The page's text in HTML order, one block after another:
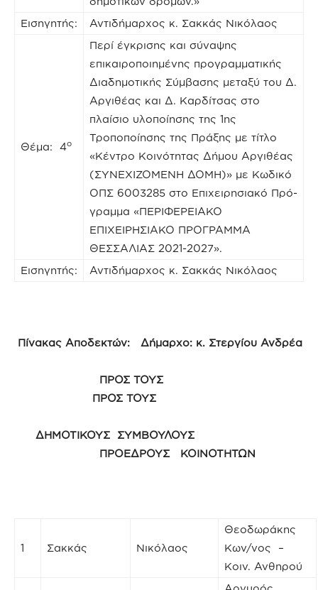
Εισηγητής:
Αντιδήμαρχος κ. Σακκάς Νικόλαος
Θέμα: 4ο
Περί έγκρισης και σύναψης
επικαιροποιημένης προγραμματικής
Διαδημοτικής Σύμβασης μεταξύ του Δ.
Αργιθέας και Δ. Καρδίτσας στο
πλαίσιο υλοποίησης της 1ης
Τροποποίησης της Πράξης με τίτλο
«Κέντρο Κοινότητας Δήμου Αργιθέας
(ΣΥΝΕΧΙΖΟΜΕΝΗ ΔΟΜΗ)» με Κωδικό
ΟΠΣ 6003285 στο Επιχειρησιακό Πρό-
γραμμα «ΠΕΡΙΦΕΡΕΙΑΚΟ
ΕΠΙΧΕΙΡΗΣΙΑΚΟ ΠΡΟΓΡΑΜΜΑ
ΘΕΣΣΑΛΙΑΣ 2021-2027».
Εισηγητής:
Αντιδήμαρχος κ. Σακκάς Νικόλαος
Πίνακας Αποδεκτών: Δήμαρχο: κ. Στεργίου Ανδρέα
ΠΡΟΣ ΤΟΥΣ
ΠΡΟΣ ΤΟΥΣ
ΔΗΜΟΤΙΚΟΥΣ ΣΥΜΒΟΥΛΟΥΣ
ΠΡΟΕΔΡΟΥΣ ΚΟΙΝΟΤΗΤΩΝ
1 Σακκάς Νικόλαος
Θεοδωράκης
Κων/νος –
Κοιν. Ανθηρού